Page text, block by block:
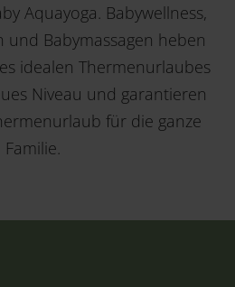
Aquayoga. Babywellness,
und Babymassagen heben
idealen Thermenurlaubes
Niveau und garantieren
für die ganze
Familie.